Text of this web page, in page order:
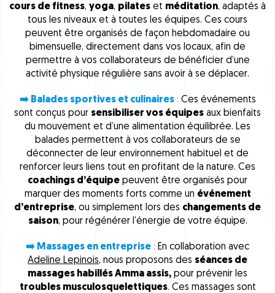
cours de fitness, yoga, pilates et méditation, adaptés à
tous les niveaux et à toutes les équipes. Ces cours
peuvent être organisés de façon hebdomadaire ou
bimensuelle, directement dans vos locaux, afin de
permettre à vos collaborateurs de bénéficier d’une
activité physique régulière sans avoir à se déplacer.
➡️ Balades sportives et culinaires: Ces événements
sont conçus pour sensibiliser vos équipes aux bienfaits
du mouvement et d’une alimentation équilibrée. Les
balades permettent à vos collaborateurs de se
déconnecter de leur environnement habituel et de
renforcer leurs liens tout en profitant de la nature. Ces
coachings d’équipe peuvent être organisés pour
marquer des moments forts comme un événement
d’entreprise, ou simplement lors des changements de
saison, pour régénérer l’énergie de votre équipe.
➡️ Massages en entreprise : En collaboration avec
Adeline Lepinois, nous proposons des séances de
massages habillés Amma assis, pour prévenir les
troubles musculosquelettiques. Ces massages sont